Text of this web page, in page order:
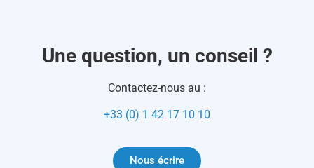
Une question, un conseil ?
Contactez-nous au :
+33 (0) 1 42 17 10 10
Nous écrire